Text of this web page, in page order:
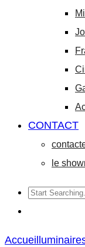
CONTACT
le
Accueil